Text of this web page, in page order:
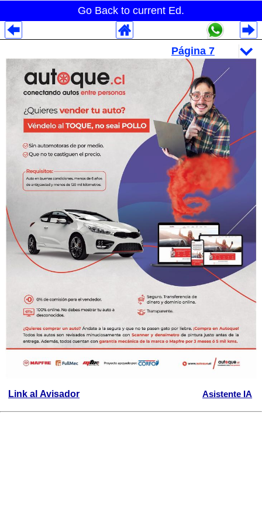
Go Back to current Ed.
Link al Avisador Asistente IA
Despliegues Analytics
Despliegues Totales
Despliegues por Rubros